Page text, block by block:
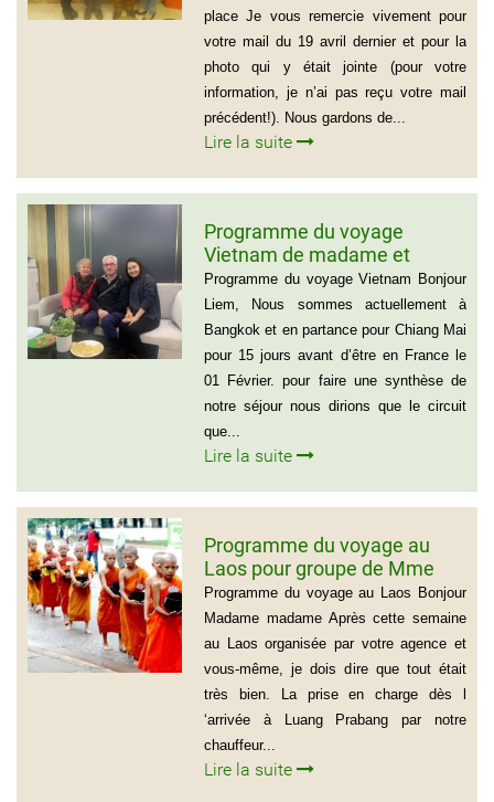
place Je vous remercie vivement pour
votre mail du 19 avril dernier et pour la
photo qui y était jointe (pour votre
information, je n’ai pas reçu votre mail
précédent!). Nous gardons de...
Lire la suite
Programme du voyage
Vietnam de madame et
Monsieur Michel et Michèle
LEROUX
Programme du voyage Vietnam Bonjour
Liem, Nous sommes actuellement à
Bangkok et en partance pour Chiang Mai
pour 15 jours avant d’être en France le
01 Février. pour faire une synthèse de
notre séjour nous dirions que le circuit
que...
Lire la suite
Programme du voyage au
Laos pour groupe de Mme
Samul Le Vourch, 7
personnes
Programme du voyage au Laos Bonjour
Madame madame Après cette semaine
au Laos organisée par votre agence et
vous-même, je dois dire que tout était
très bien. La prise en charge dès l
‘arrivée à Luang Prabang par notre
chauffeur...
Lire la suite